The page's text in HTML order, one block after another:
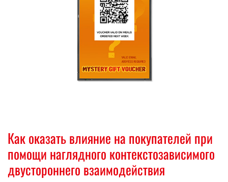
Как оказать влияние на покупателей при
помощи наглядного контекстозависимого
двустороннего взаимодействия